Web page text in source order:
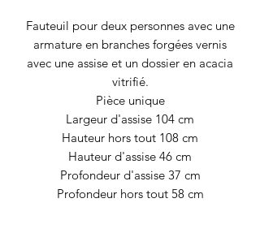
Fauteuil pour deux personnes avec une
armature en branches forgées vernis
avec une assise et un dossier en acacia
vitrifié.
Pièce unique
Largeur d'assise 104 cm
Hauteur hors tout 108 cm
Hauteur d'assise 46 cm
Profondeur d'assise 37 cm
Profondeur hors tout 58 cm